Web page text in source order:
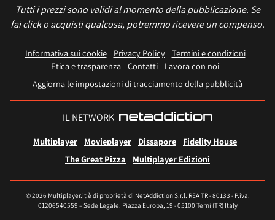
Tutti i prezzi sono validi al momento della pubblicazione. Se
fai click o acquisti qualcosa, potremmo ricevere un compenso.
Informativa sui cookie Privacy Policy
Termini e condizioni
Etica e trasparenza Contatti
Lavora con noi
Aggiorna le impostazioni di tracciamento della pubblicità
IL NETWORK
Multiplayer Movieplayer Dissapore
Fidelity House
The Great Pizza
Multiplayer Edizioni
© 2026 Multiplayer.it è di proprietà di NetAddiction S.r.l. REA TR - 80133 - P.iva:
01206540559 – Sede Legale: Piazza Europa, 19 - 05100 Terni (TR) Italy